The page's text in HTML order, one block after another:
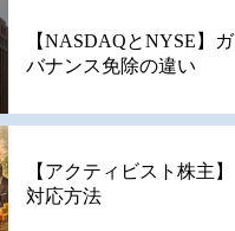
【NASDAQとNYSE】ガ
バナンス免除の違い
【アクティビスト株主】
対応方法